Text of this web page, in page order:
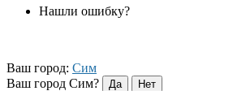
Нашли ошибку?
Ваш город: Сим
Ваш город Сим?